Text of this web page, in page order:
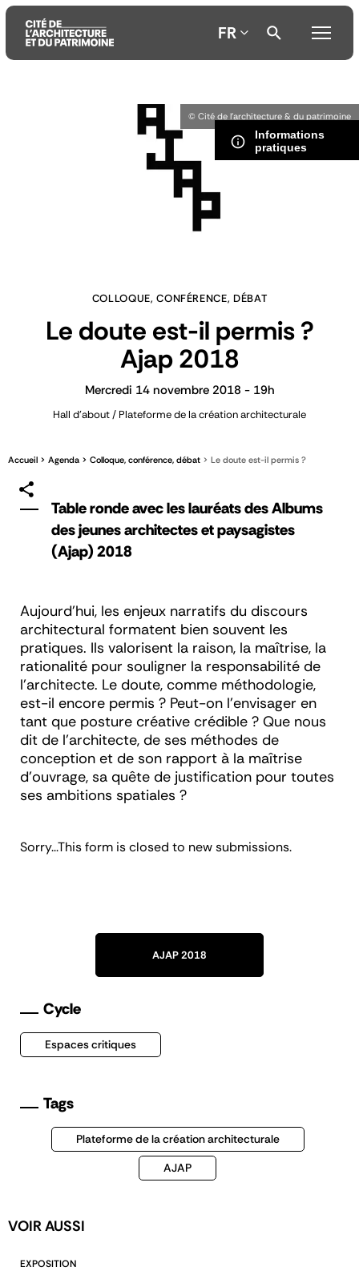
FR
Informations
pratiques
© Cité de l'architecture & du patrimoine
COLLOQUE, CONFÉRENCE, DÉBAT
Le doute est-il permis ?
Ajap 2018
Mercredi 14 novembre 2018 - 19h
Hall d'about / Plateforme de la création architecturale
Accueil Agenda Colloque, conférence, débat Le doute est-il permis ?
Table ronde avec les lauréats des Albums
des jeunes architectes et paysagistes
(Ajap) 2018
Aujourd’hui, les enjeux narratifs du discours
architectural formatent bien souvent les
pratiques. Ils valorisent la raison, la maîtrise, la
rationalité pour souligner la responsabilité de
l’architecte. Le doute, comme méthodologie,
est-il encore permis ? Peut-on l’envisager en
tant que posture créative crédible ? Que nous
dit de l’architecte, de ses méthodes de
conception et de son rapport à la maîtrise
d'ouvrage, sa quête de justification pour toutes
ses ambitions spatiales ?
Message
d'état
Sorry...This form is closed to new submissions.
AJAP 2018
Cycle
Espaces critiques
Tags
Plateforme de la création architecturale
AJAP
VOIR AUSSI
EXPOSITION